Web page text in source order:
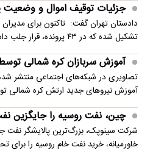
جزئیات توقیف اموال و وضعیت
تشکیل شده که در ۴۳ پرونده، قرار جلب دادرسی صادر شده اس…
آموزش سربازان کره شمالی
تصاویری در شبکه‌های اجتماعی منتشر
آموزش نیروهای جدید ارتش کره شمالی
چین، نفت روسیه را جایگزین
شرکت سینوپک، بزرگ‌ترین پالایشگر
خاورمیانه، خرید نفت خام روسیه را برای